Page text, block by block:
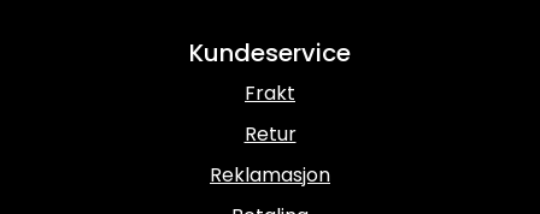
Kundeservice
Frakt
Retur
Reklamasjon